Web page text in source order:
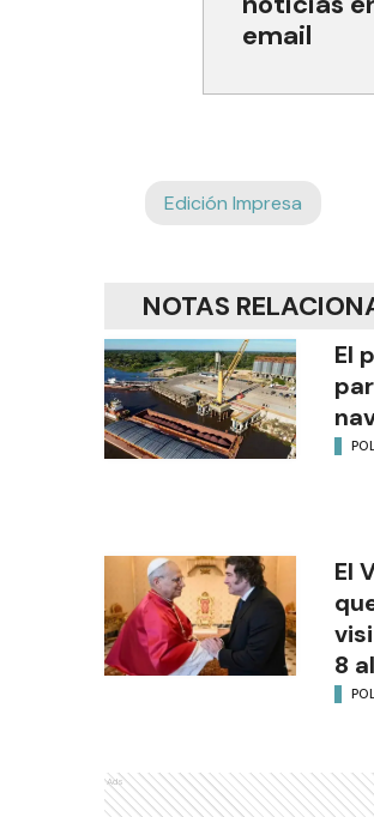
email
Edición Impresa
NOTAS
El
El
8
Ads